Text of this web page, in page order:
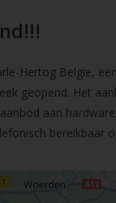
Hertog Belgie,
geopend. Het
aan hardware.
bereikbaar